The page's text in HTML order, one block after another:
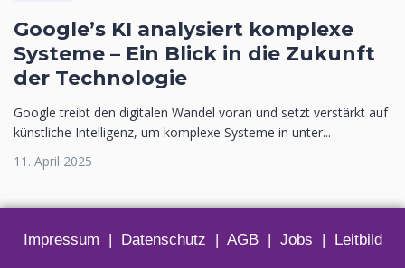
Google’s KI analysiert komplexe
Systeme – Ein Blick in die Zukunft
der Technologie
Google treibt den digitalen Wandel voran und setzt verstärkt auf
künstliche Intelligenz, um komplexe Systeme in unter...
11. April 2025
Impressum | Datenschutz | AGB| Jobs | Leitbild